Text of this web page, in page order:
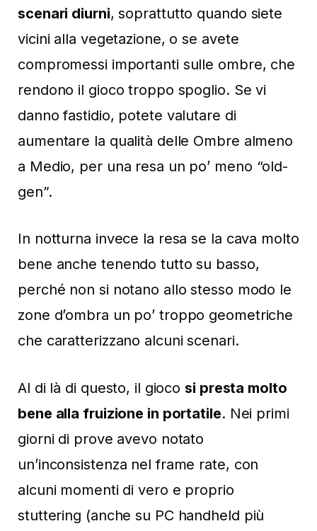
scenari diurni, soprattutto quando siete
vicini alla vegetazione, o se avete
compromessi importanti sulle ombre, che
rendono il gioco troppo spoglio. Se vi
danno fastidio, potete valutare di
aumentare la qualità delle Ombre almeno
a Medio, per una resa un po’ meno “old-
gen”.
In notturna invece la resa se la cava molto
bene anche tenendo tutto su basso,
perché non si notano allo stesso modo le
zone d’ombra un po’ troppo geometriche
che caratterizzano alcuni scenari.
Al di là di questo, il gioco si presta molto
bene alla fruizione in portatile. Nei primi
giorni di prove avevo notato
un’inconsistenza nel frame rate, con
alcuni momenti di vero e proprio
stuttering (anche su PC handheld più